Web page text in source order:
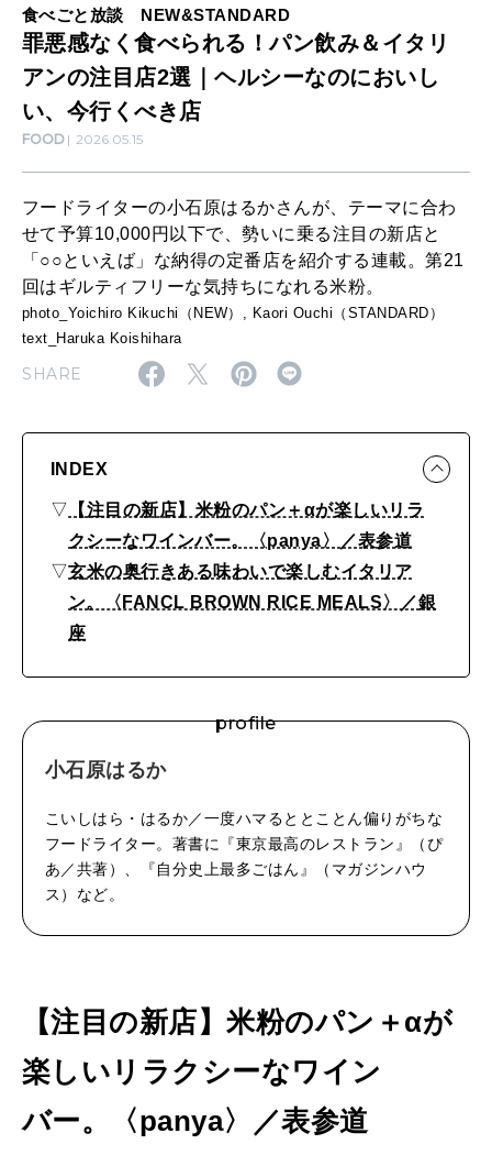
SUSTAINABLE
わたしができること
CULTURE
WORK&MONEY
いい人生って？
特集
2026年7月号「鎌倉 ローカルが 教えてくれた 本当の歩き方。」
2026年6月号「大銀座 トレンドが生まれる 新しい一流店へ。」
2026年4月号「未来をつくる、学びの教科書。」
2026年3月号「スイーツ予想図 2026」
2026年1月号「猫がいれば、幸せ」
MAGAZINE MOOK
パ
ン
飲
み
＆
イ
タ
リ
ア
ン
の
目
選
ル
ー
な
の
に
お
い
い
、
今
行
食べごと放談 NEW&STANDARD
罪悪感なく食べられる！パン飲み＆イタリ
アンの注目店2選｜ヘルシーなのにおいし
い、今行くべき店
FOOD 2026.05.15
フードライターの小石原はるかさんが、テーマに合わ
せて予算10,000円以下で、勢いに乗る注目の新店と
「○○といえば」な納得の定番店を紹介する連載。第21
回はギルティフリーな気持ちになれる米粉。
photo_Yoichiro Kikuchi（NEW）, Kaori Ouchi（STANDARD）
text_Haruka Koishihara
SHARE
INDEX
▽ 【注目の新店】米粉のパン＋αが楽しいリラ
クシーなワインバー。〈panya〉／表参道
▽玄米の奥行きある味わいで楽しむイタリア
ン。〈FANCL BROWN RICE MEALS〉／銀
座
profile
小石原はるか
こいしはら・はるか／一度ハマるととことん偏りがちな
フードライター。著書に『東京最高のレストラン』（ぴ
あ／共著）、『自分史上最多ごはん』（マガジンハウ
ス）など。
【注目の新店】米粉のパン＋αが
楽しいリラクシーなワイン
バー。〈panya〉／表参道